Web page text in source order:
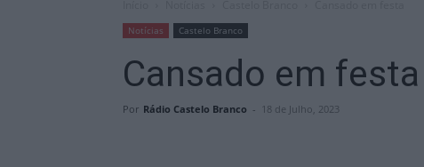
Notícias Castelo Branco
Cansado em festa
Por Rádio Castelo Branco - 18 de Julho, 2023